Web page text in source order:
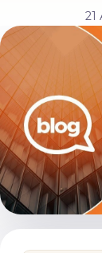
21